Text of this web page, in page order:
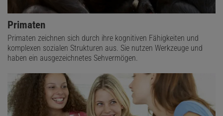
Primaten
Primaten zeichnen sich durch ihre kognitiven Fähigkeiten und
komplexen sozialen Strukturen aus. Sie nutzen Werkzeuge und
haben ein ausgezeichnetes Sehvermögen.